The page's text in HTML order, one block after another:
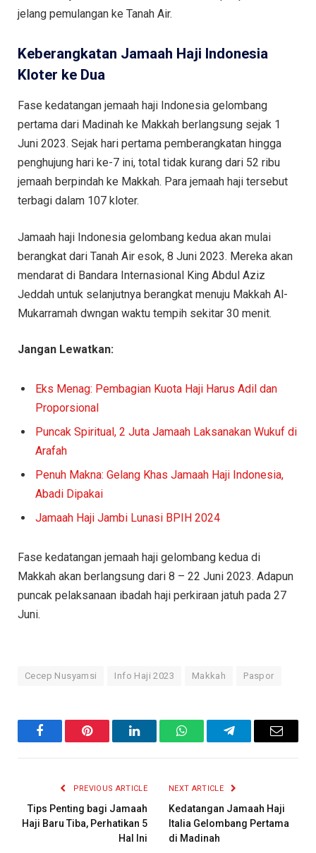
jelang pemulangan ke Tanah Air.
Keberangkatan Jamaah Haji Indonesia
Kloter ke Dua
Fase kedatangan jemaah haji Indonesia gelombang
pertama dari Madinah ke Makkah berlangsung sejak 1
Juni 2023. Sejak hari pertama pemberangkatan hingga
penghujung hari ke-7 ini, total tidak kurang dari 52 ribu
jemaah berpindah ke Makkah. Para jemaah haji tersebut
terbagi dalam 107 kloter.
Jamaah haji Indonesia gelombang kedua akan mulai
berangkat dari Tanah Air esok, 8 Juni 2023. Mereka akan
mendarat di Bandara Internasional King Abdul Aziz
Jeddah untuk selanjutnya berangkat menuju Makkah Al-
Mukarramah dwngan waktu tempih sekitar 30 menit.
Jangan Lewatkan:
Eks Menag: Pembagian Kuota Haji Harus Adil dan
Proporsional
Puncak Spiritual, 2 Juta Jamaah Laksanakan Wukuf di
Arafah
Penuh Makna: Gelang Khas Jamaah Haji Indonesia,
Abadi Dipakai
Jamaah Haji Jambi Lunasi BPIH 2024
Fase kedatangan jemaah haji gelombang kedua di
Makkah akan berlangsung dari 8 – 22 Juni 2023. Adapun
puncak pelaksanaan ibadah haji perkiraan jatuh pada 27
Juni.
Cecep Nusyamsi Info Haji 2023 Makkah Paspor
FacebookPinterest LinkedInWhatsAppTelegramEmail
PREVIOUS ARTICLE
Tips Penting bagi Jamaah
Haji Baru Tiba, Perhatikan 5
Hal Ini
NEXT ARTICLE
Kedatangan Jamaah Haji
Italia Gelombang Pertama
di Madinah